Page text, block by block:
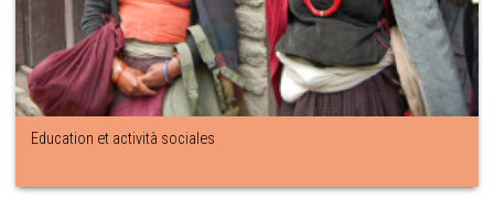
Education et actività sociales